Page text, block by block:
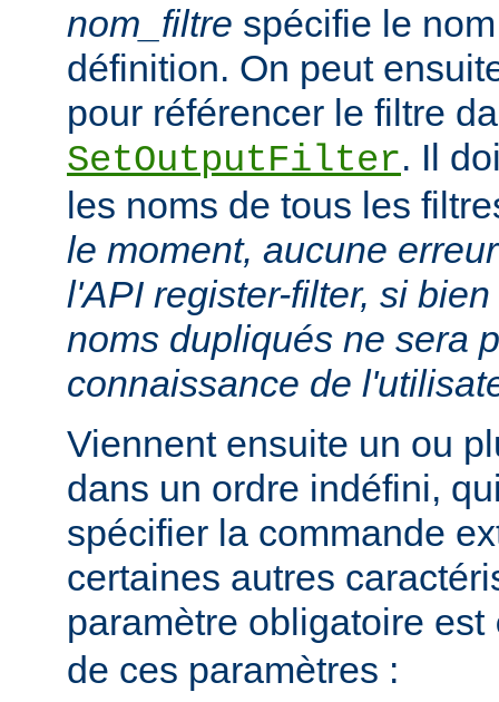
nom_filtre spécifie le
définition. On peut
pour référencer le filtre
SetOutputFilter. Il
les noms de tous les
le moment, aucune
l'API register-filter, si
noms dupliqués ne sera
connaissance de
Viennent ensuite un ou
dans un ordre indéfini,
spécifier la commande
certaines autres
paramètre obligatoire est
de ces paramètres :